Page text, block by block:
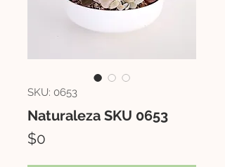
SKU: 0653
Naturaleza SKU 0653
$0